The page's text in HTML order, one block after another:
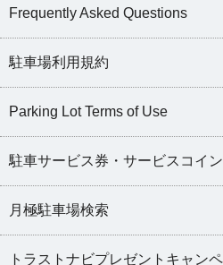
Frequently Asked Questions
駐車場利用規約
Parking Lot Terms of Use
駐車サービス券・サービスコイ
月極駐車場検索
トラストナビプレゼントキャン